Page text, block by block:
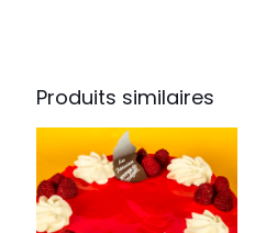
Produits similaires